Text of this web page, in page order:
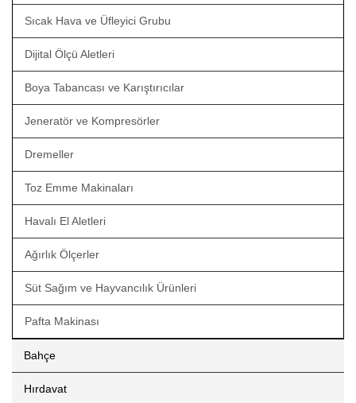
Sıcak Hava ve Üfleyici Grubu
Dijital Ölçü Aletleri
Boya Tabancası ve Karıştırıcılar
Jeneratör ve Kompresörler
Dremeller
Toz Emme Makinaları
Havalı El Aletleri
Ağırlık Ölçerler
Süt Sağım ve Hayvancılık Ürünleri
Pafta Makinası
Bahçe
Hırdavat